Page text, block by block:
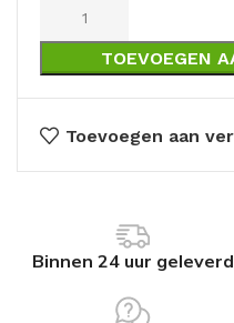
TOEVOEGEN
Toevoegen aan
Binnen 24 uur geleverd